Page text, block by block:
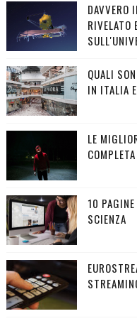
DAVVERO
RIVELATO
QUALI
IN ITALIA
LE
10
SCIENZA